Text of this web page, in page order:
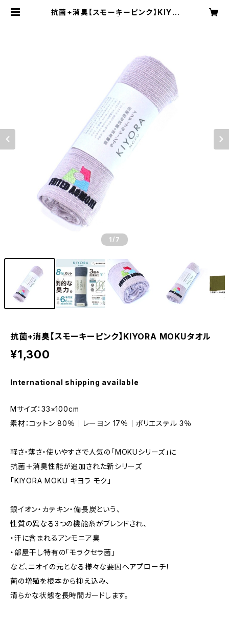
抗菌+消臭【スモーキーピンク】KIYO
1 /7
抗菌+消臭【スモーキーピンク】KIYORA MOKUタオル
¥1,300
International shipping available
Mサイズ：33×100cm
素材：コットン 80％｜レーヨン 17％｜ポリエステル 3％
軽さ・薄さ・使いやすさで人気の「MOKUシリーズ」に
抗菌＋消臭性能が追加された新シリーズ
「KIYORA MOKU キヨラ モク」
銀イオン・カテキン・備長炭という、
性質の異なる3つの機能糸がブレンドされ、
・汗に含まれるアンモニア臭
・部屋干し特有の「モラクセラ菌」
など、ニオイの元となる様々な要因へアプローチ！
菌の増殖を根本から抑え込み、
清らかな状態を長時間ガードします。